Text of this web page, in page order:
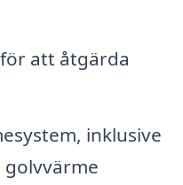
att åtgärda
inklusive